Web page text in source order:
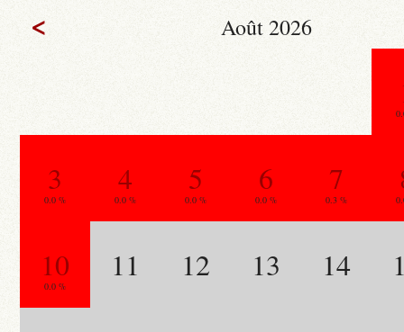
< Août 2026
3
0.0 %
4
0.0 %
5
0.0 %
6
0.0 %
7
0.3 %
10
0.0 %
11 12 13 14